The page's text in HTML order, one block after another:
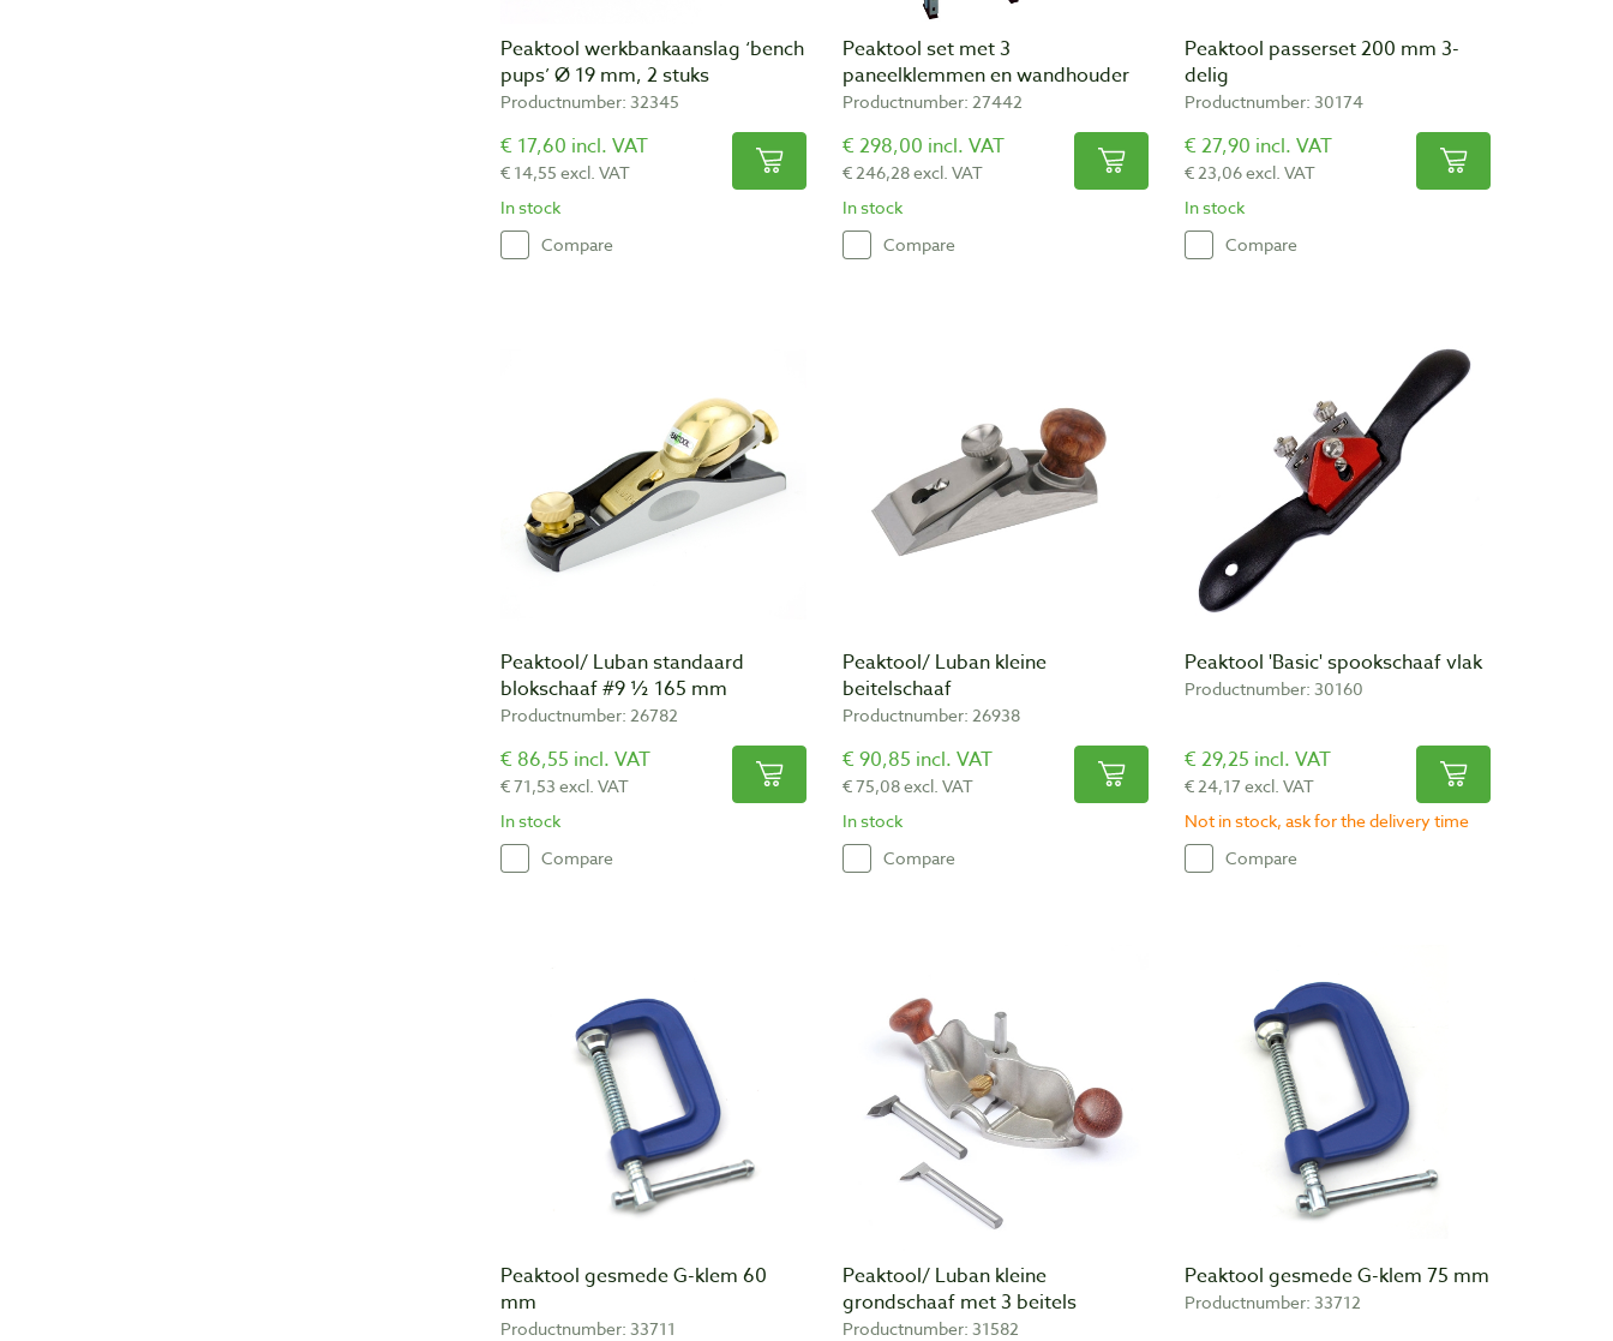
Peaktool werkbankaanslag ‘bench
pups’ Ø 19 mm, 2 stuks
Productnumber: 32345
€ 17,60 incl. VAT
€ 14,55 excl. VAT
In stock
Compare
Peaktool set met 3
paneelklemmen en wandhouder
Productnumber: 27442
€ 298,00 incl. VAT
€ 246,28 excl. VAT
In stock
Compare
Peaktool passerset 200 mm 3-
delig
Productnumber: 30174
€ 27,90 incl. VAT
€ 23,06 excl. VAT
In stock
Compare
Peaktool/ Luban standaard
blokschaaf #9 ½ 165 mm
Productnumber: 26782
€ 86,55 incl. VAT
€ 71,53 excl. VAT
In stock
Compare
Peaktool/ Luban kleine
beitelschaaf
Productnumber: 26938
€ 90,85 incl. VAT
€ 75,08 excl. VAT
In stock
Compare
Peaktool 'Basic' spookschaaf vlak
Productnumber: 30160
€ 29,25 incl. VAT
€ 24,17 excl. VAT
Not in stock, ask for the delivery time
Compare
Peaktool gesmede G-klem 60
mm
Productnumber: 33711
Peaktool/ Luban kleine
grondschaaf met 3 beitels
Productnumber: 31582
Peaktool gesmede G-klem 75 mm
Productnumber: 33712